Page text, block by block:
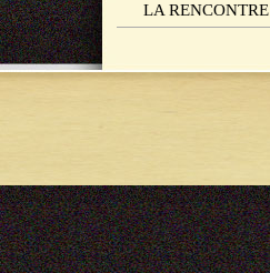
LA RENCONTRE